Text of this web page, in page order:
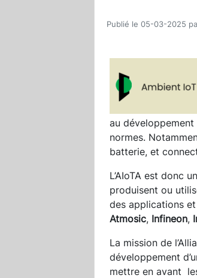
Publié le 05-03-2025
au
normes.
batterie, et
L’AIoTA est donc
produisent ou
des applications
Atmosic, Infineon,
La mission de
développement
mettre en avant